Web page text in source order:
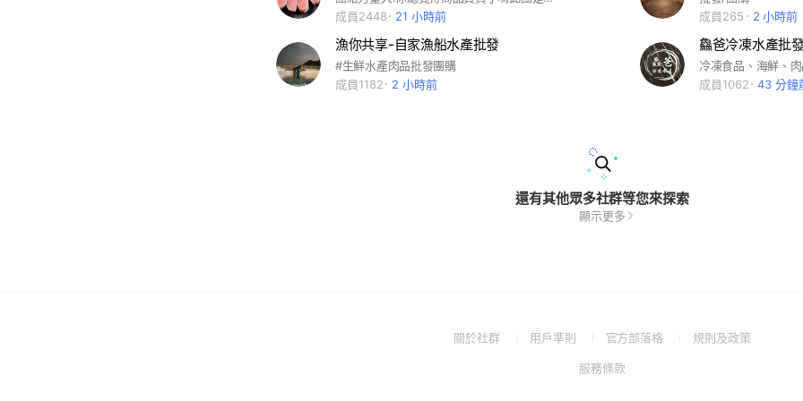
成員2448
21 小時前
成員265
2 小時前
漁你共享-自家漁船水產批發
#生鮮水產肉品批發團購
成員1182
2 小時前
鱻爸冷凍水產批
成員1062
43 分鐘
還有其他眾多社群等您來探索
顯示更多
關於社群
(Open用戶準則
(Open
a
官方部落格
(Open規則及政策(Open
服務條款(Open